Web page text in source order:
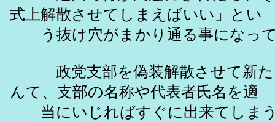
式上解散させてしまえばいい」とい
う抜け穴がまかり通る事になっ
政党支部を偽装解散させて新た
んて、支部の名称や代表者氏名を適
当にいじればすぐに出来てしま